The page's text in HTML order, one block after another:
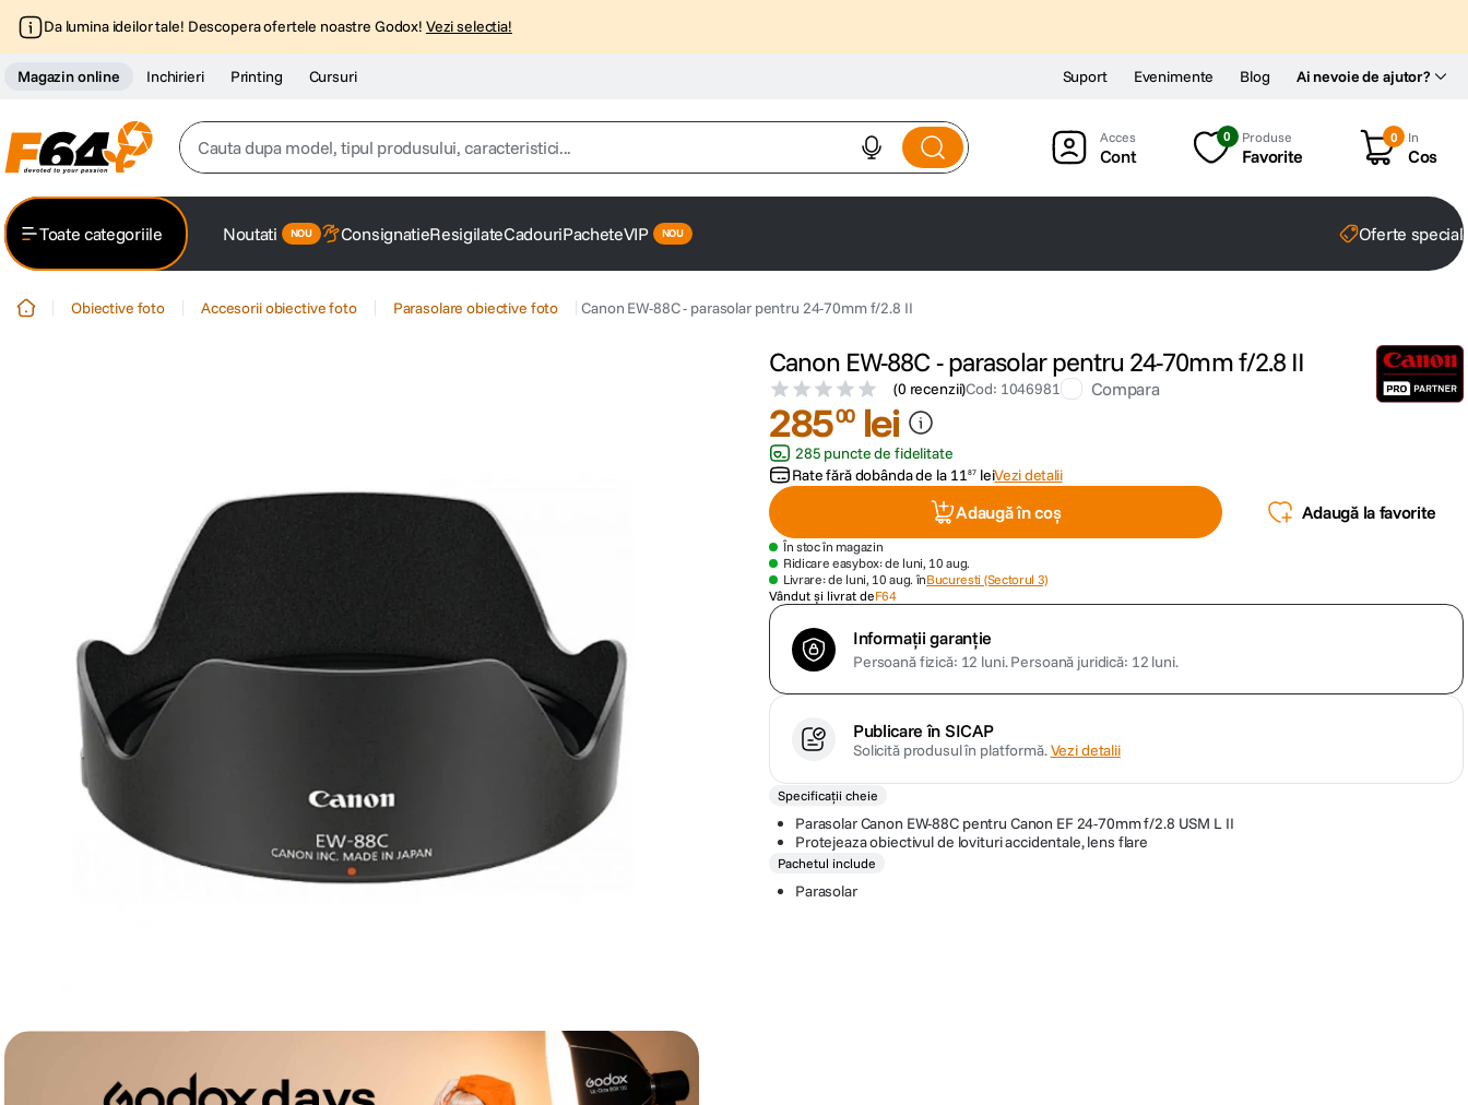
Da lumina ideilor tale! Descopera ofertele noastre Godox! Vezi selectia!
Magazin online Inchirieri Printing Cursuri Ai nevoie de ajutor?
Suport Evenimente Blog
Cauta dupa model, tipul produsului, caracteristici...
2. trepied
Cont
0 Produse
Favorite
0 In
Cos
Toate categoriile Noutati ConsignatieResigilateCadouriPacheteVIP Oferte
Obiective foto Accesorii obiective foto Parasolare obiective foto Canon EW-88C - parasolar pentru 24-70mm f/2.8 II
Canon EW-88C - parasolar pentru 24-70mm f/2.8 II
(0 recenzii)Cod: 1046981 Compara
28500 lei
285 puncte de fidelitate
Rate fără dobânda de la 1187 leiVezi detalii
Adaugă în coș Adaugă la favorite
În stoc în magazin
Ridicare easybox: de luni, 10 aug.
Livrare: de luni, 10 aug. înBucuresti (Sectorul 3)
Vândut și livrat deF64
Informații garanție
Persoană fizică: 12 luni.Persoană juridică: 12 luni.
Publicare în SICAP
Solicită produsul în platformă.Vezi detalii
Specificații cheie
Parasolar Canon EW-88C pentru Canon EF 24-70mm f/2.8 USM L II
Protejeaza obiectivul de lovituri accidentale, lens flare
Pachetul include
Parasolar